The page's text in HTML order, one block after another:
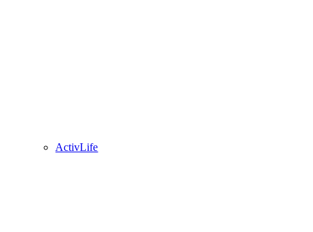
ActivLife